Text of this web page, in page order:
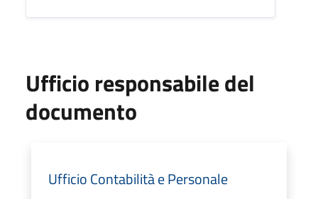
Ufficio responsabile del
documento
Ufficio Contabilità e Personale